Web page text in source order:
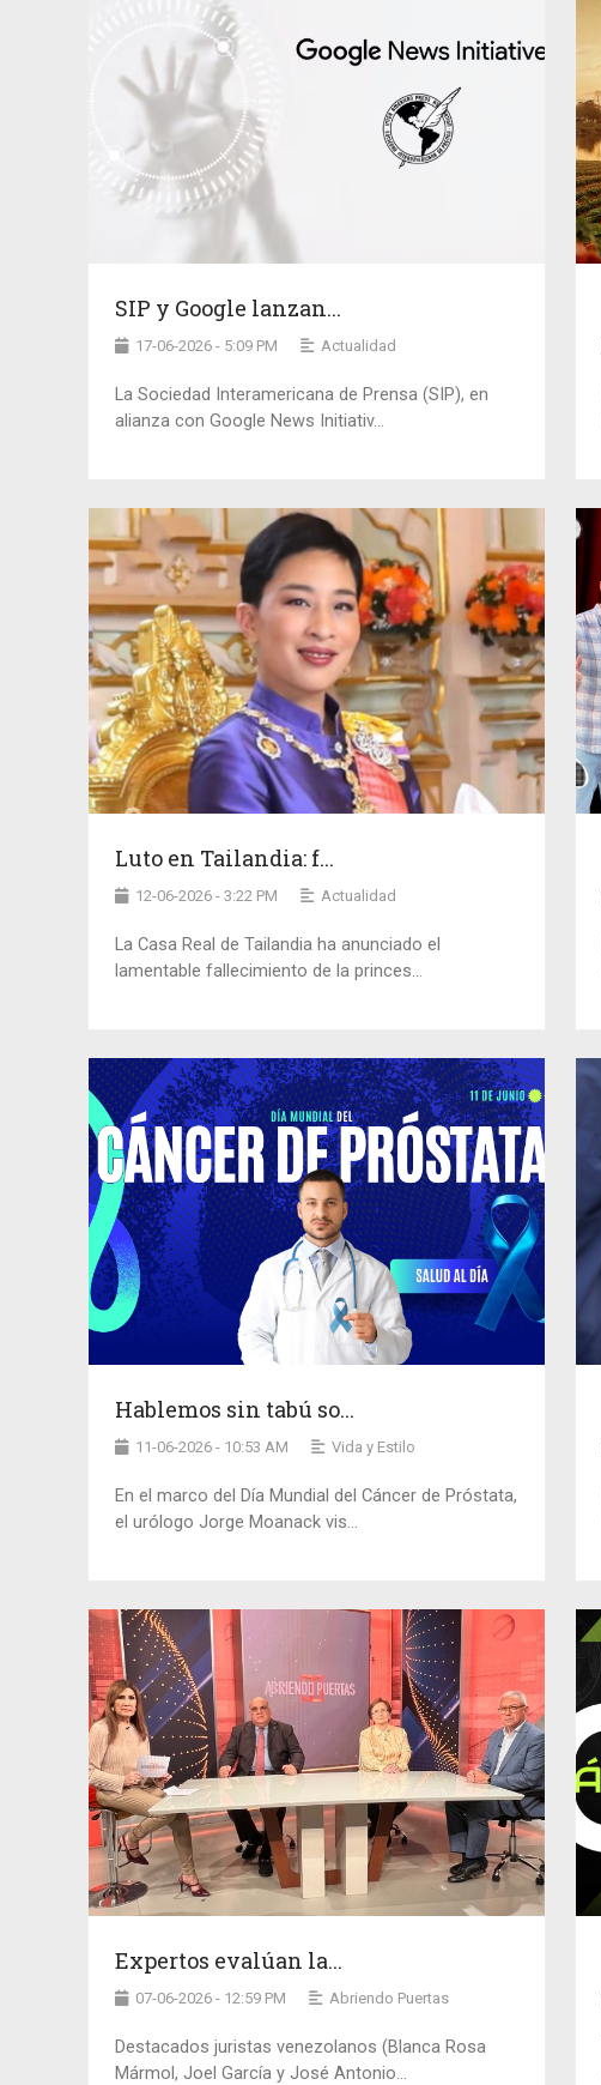
SIP y Google lanzan...
17-06-2026 - 5:09 PM Actualidad
La Sociedad Interamericana de Prensa (SIP), en
alianza con Google News Initiativ...
Luto en Tailandia: f...
12-06-2026 - 3:22 PM Actualidad
La Casa Real de Tailandia ha anunciado el
lamentable fallecimiento de la princes...
Hablemos sin tabú so...
11-06-2026 - 10:53 AM Vida y Estilo
En el marco del Día Mundial del Cáncer de Próstata,
el urólogo Jorge Moanack vis...
Expertos evalúan la...
07-06-2026 - 12:59 PM Abriendo Puertas
Destacados juristas venezolanos (Blanca Rosa
Mármol, Joel García y José Antonio...